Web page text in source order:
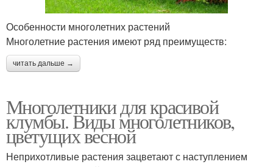
Особенности многолетних растений
Многолетние растения имеют ряд преимуществ:
читать дальше →
Многолетники для красивой
клумбы. Виды многолетников,
цветущих весной
Неприхотливые растения зацветают с наступлением